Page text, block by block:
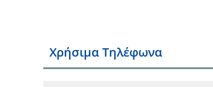
Χρήσιμα Τηλέφωνα